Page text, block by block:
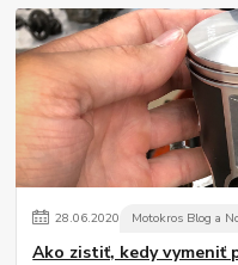
28.06.2020 Motokros Blog a
Ako zistiť, kedy vymeniť